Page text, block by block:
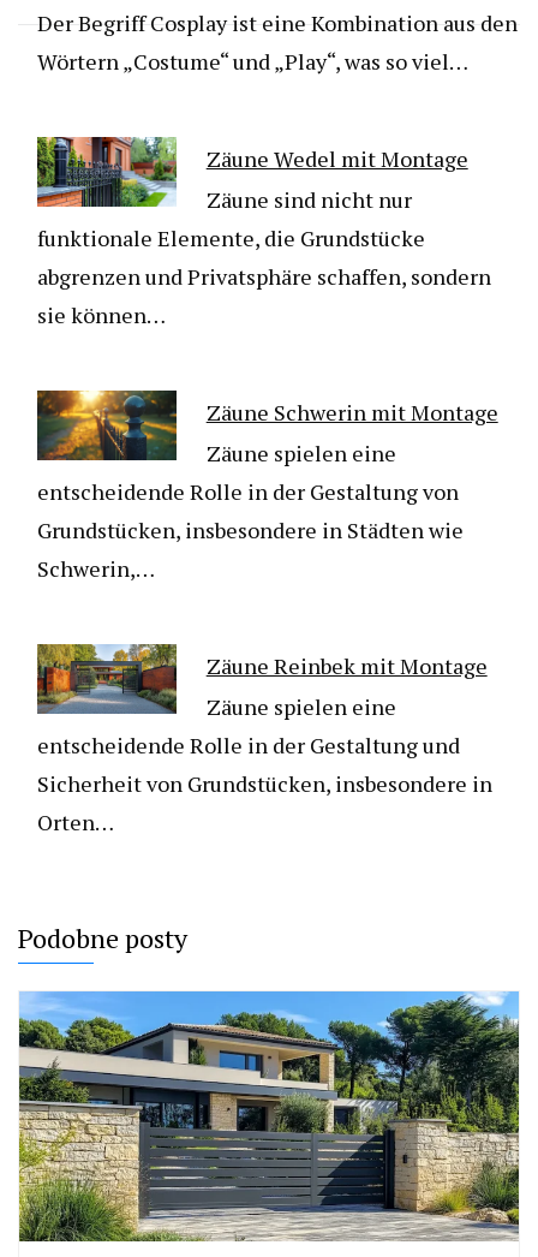
Der Begriff Cosplay ist eine Kombination aus den
Wörtern „Costume“ und „Play“, was so viel…
Zäune Wedel mit Montage
Zäune sind nicht nur
funktionale Elemente, die Grundstücke
abgrenzen und Privatsphäre schaffen, sondern
sie können…
Zäune Schwerin mit Montage
Zäune spielen eine
entscheidende Rolle in der Gestaltung von
Grundstücken, insbesondere in Städten wie
Schwerin,…
Zäune Reinbek mit Montage
Zäune spielen eine
entscheidende Rolle in der Gestaltung und
Sicherheit von Grundstücken, insbesondere in
Orten…
Podobne posty